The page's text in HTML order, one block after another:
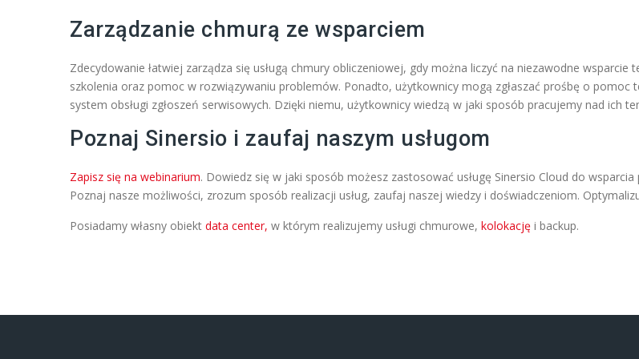
Zarządzanie chmurą ze wsparciem
Zdecydowanie łatwiej zarządza się usługą chmury obliczeniowej, gdy można liczyć na niezawodne
szkolenia oraz pomoc w rozwiązywaniu problemów. Ponadto, użytkownicy mogą zgłaszać prośbę o pomoc
system obsługi zgłoszeń serwisowych. Dzięki niemu, użytkownicy wiedzą w jaki sposób pracujemy nad ich
Poznaj Sinersio i zaufaj naszym usługom
Zapisz się na webinarium. Dowiedz się w jaki sposób możesz zastosować usługę Sinersio Cloud do
Poznaj nasze możliwości, zrozum sposób realizacji usług, zaufaj naszej wiedzy i doświadczeniom.
Posiadamy własny obiekt data center, w którym realizujemy usługi chmurowe, kolokację i backup.